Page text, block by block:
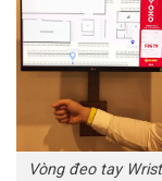
Vòng đeo tay